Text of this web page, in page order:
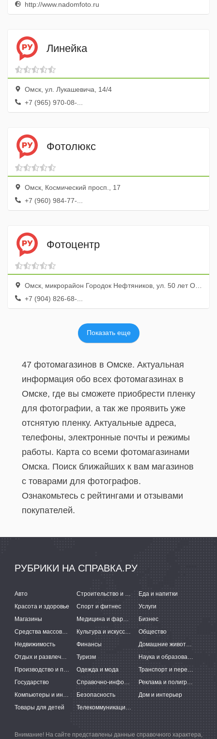
http://www.nadomfoto.ru
Линейка
Омск, ул. Лукашевича, 14/4
+7 (965) 970-08-...
Фотолюкс
Омск, Космический просп., 17
+7 (960) 984-77-...
Фотоцентр
Омск, микрорайон Городок Нефтяников, ул. 50 лет Октября, 98
+7 (904) 826-68-...
Показать еще
47 фотомагазинов в Омске. Актуальная
информация обо всех фотомагазинах в
Омске, где вы сможете приобрести пленку
для фотографии, а так же проявить уже
отснятую пленку. Актуальные адреса,
телефоны, электронные почты и режимы
работы. Карта со всеми фотомагазинами
Омска. Поиск ближайших к вам магазинов
с товарами для фотографов.
Ознакомьтесь с рейтингами и отзывами
покупателей.
РУБРИКИ НА СПРАВКА.РУ
Авто Строительство и ремонт
Еда и напитки
Красота и здоровье
Спорт и фитнес
Услуги
Магазины
Медицина и фармацевтика
Бизнес
Средства массовой информации
Культура и искусство
Общество
Недвижимость
Финансы
Домашние животные
Отдых и развлечения
Туризм
Наука и образование
Производство и поставки
Одежда и мода
Транспорт и перевозки
Государство
Справочно-информационные системы
Реклама и полиграфия
Компьютеры и интернет
Безопасность
Дом и интерьер
Товары для детей
Телекоммуникации и связь
Внимание! На сайте представлены данные справочного характера,